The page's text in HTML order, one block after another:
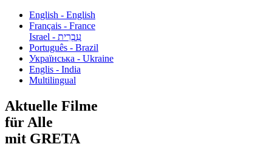
English - English
Français - France
עִבְרִית - Israel
Português - Brazil
Українська - Ukraine
Englis - India
Multilingual
Aktuelle Filme
für Alle
mit GRETA